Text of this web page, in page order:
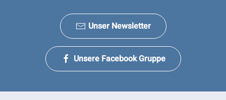
Unser Newsletter
Unsere Facebook Gruppe